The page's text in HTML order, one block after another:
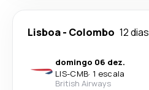
Lisboa- Colombo 12 dias
domingo 06 dez.
LIS-CMB· 1 escala
British Airways